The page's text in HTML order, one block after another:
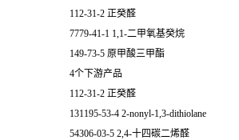
112-31-2 正癸醛
7779-41-1 1,1-二甲氧基癸烷
149-73-5 原甲酸三甲酯
4个下游产品
112-31-2 正癸醛
131195-53-4 2-nonyl-1,3-dithiolane
54306-03-5 2,4-十四碳二烯醛